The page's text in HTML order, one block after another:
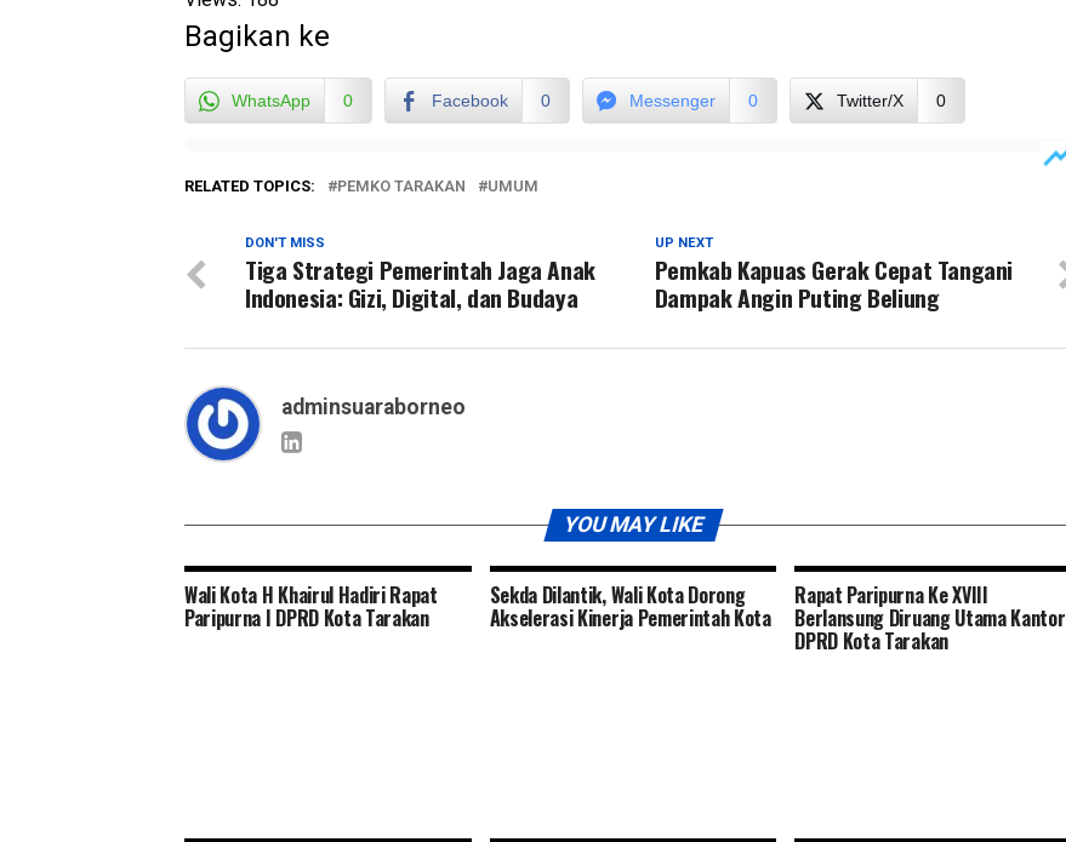
Bagikan ke
WhatsApp 0 Facebook 0 Messenger 0 Twitter/X 0
RELATED TOPICS: PEMKO TARAKAN UMUM
UP NEXT
Pemkab Kapuas Gerak Cepat Tangani
Dampak Angin Puting Beliung
DON'T MISS
Tiga Strategi Pemerintah Jaga Anak
Indonesia: Gizi, Digital, dan Budaya
adminsuaraborneo
YOU MAY LIKE
Wali Kota H Khairul Hadiri Rapat
Paripurna I DPRD Kota Tarakan
Sekda Dilantik, Wali Kota Dorong
Akselerasi Kinerja Pemerintah Kota
Rapat Paripurna Ke XVIII
Berlansung Diruang Utama Kantor
DPRD Kota Tarakan